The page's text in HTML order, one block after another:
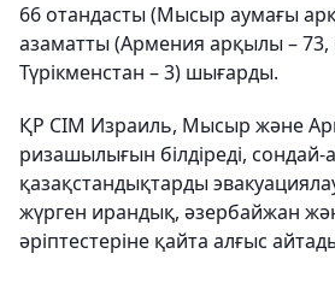
66 отандасты (Мысыр аумағы
азаматты (Армения арқылы –
Түрікменстан – 3) шығарды.
ҚР СІМ Израиль, Мысыр және
ризашылығын білдіреді, сондай-
қазақстандықтарды
жүрген ирандық, әзербайжан
әріптестеріне қайта алғыс